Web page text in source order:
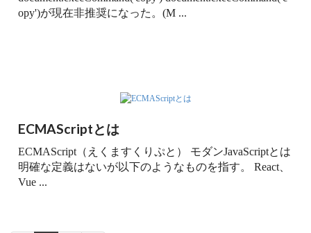
opy')が現在非推奨になった。(M ...
ECMAScriptとは
ECMAScript（えくますくりぷと） モダンJavaScriptとは
明確な定義はないが以下のようなものを指す。 React、
Vue ...